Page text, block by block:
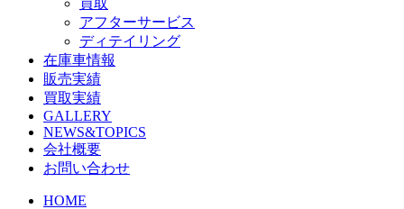
買取
アフターサービス
ディテイリング
在庫車情報
販売実績
買取実績
GALLERY
NEWS&TOPICS
会社概要
お問い合わせ
HOME